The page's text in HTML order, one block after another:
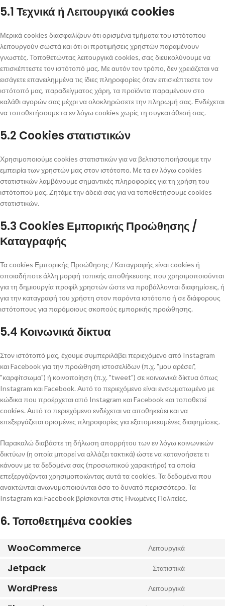
5.1 Τεχνικά ή Λειτουργικά cookies
Μερικά cookies διασφαλίζουν ότι ορισμένα τμήματα του ιστότοπου
λειτουργούν σωστά και ότι οι προτιμήσεις χρηστών παραμένουν
γνωστές. Τοποθετώντας λειτουργικά cookies, σας διευκολύνουμε να
επισκέπτεστε τον ιστότοπό μας. Με αυτόν τον τρόπο, δεν χρειάζεται να
εισάγετε επανειλημμένα τις ίδιες πληροφορίες όταν επισκέπτεστε τον
ιστότοπό μας, παραδείγματος χάρη, τα προϊόντα παραμένουν στο
καλάθι αγορών σας μέχρι να ολοκληρώσετε την πληρωμή σας. Ενδέχεται
να τοποθετήσουμε τα εν λόγω cookies χωρίς τη συγκατάθεσή σας.
5.2 Cookies στατιστικών
Χρησιμοποιούμε cookies στατιστικών για να βελτιστοποιήσουμε την
εμπειρία των χρηστών μας στον ιστότοπο. Με τα εν λόγω cookies
στατιστικών λαμβάνουμε σημαντικές πληροφορίες για τη χρήση του
ιστότοπού μας. Ζητάμε την άδειά σας για να τοποθετήσουμε cookies
στατιστικών.
5.3 Cookies Εμπορικής Προώθησης /
Καταγραφής
Τα cookies Εμπορικής Προώθησης / Καταγραφής είναι cookies ή
οποιαδήποτε άλλη μορφή τοπικής αποθήκευσης που χρησιμοποιούνται
για τη δημιουργία προφίλ χρηστών ώστε να προβάλλονται διαφημίσεις, ή
για την καταγραφή του χρήστη στον παρόντα ιστότοπο ή σε διάφορους
ιστότοπους για παρόμοιους σκοπούς εμπορικής προώθησης.
5.4 Κοινωνικά δίκτυα
Στον ιστότοπό μας, έχουμε συμπεριλάβει περιεχόμενο από Instagram
και Facebook για την προώθηση ιστοσελίδων (π.χ. "μου αρέσει",
"καρφίτσωμα") ή κοινοποίηση (π.χ. "tweet") σε κοινωνικά δίκτυα όπως
Instagram και Facebook. Αυτό το περιεχόμενο είναι ενσωματωμένο με
κώδικα που προέρχεται από Instagram και Facebook και τοποθετεί
cookies. Αυτό το περιεχόμενο ενδέχεται να αποθηκεύει και να
επεξεργάζεται ορισμένες πληροφορίες για εξατομικευμένες διαφημίσεις.
Παρακαλώ διαβάστε τη δήλωση απορρήτου των εν λόγω κοινωνικών
δικτύων (η οποία μπορεί να αλλάζει τακτικά) ώστε να κατανοήσετε τι
κάνουν με τα δεδομένα σας (προσωπικού χαρακτήρα) τα οποία
επεξεργάζονται χρησιμοποιώντας αυτά τα cookies. Τα δεδομένα που
ανακτώνται ανωνυμοποιούνται όσο το δυνατό περισσότερο. Τα
Instagram και Facebook βρίσκονται στις Ηνωμένες Πολιτείες.
6. Τοποθετημένα cookies
WooCommerce Λειτουργικά
Jetpack Στατιστικά
WordPress Λειτουργικά